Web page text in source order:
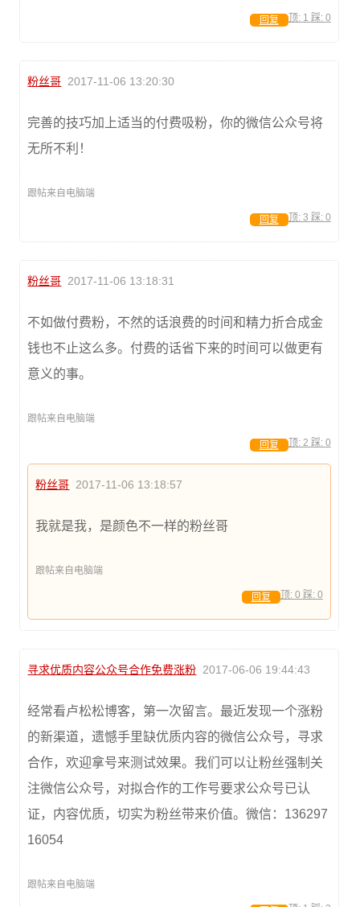
顶: 1 踩: 0
回复
粉丝哥 2017-11-06 13:20:30
完善的技巧加上适当的付费吸粉，你的微信公众号将
无所不利！
跟帖来自电脑端
顶: 3 踩: 0
回复
粉丝哥 2017-11-06 13:18:31
不如做付费粉，不然的话浪费的时间和精力折合成金
钱也不止这么多。付费的话省下来的时间可以做更有
意义的事。
跟帖来自电脑端
顶: 2 踩: 0
回复
粉丝哥 2017-11-06 13:18:57
我就是我，是颜色不一样的粉丝哥
跟帖来自电脑端
顶: 0 踩: 0
回复
寻求优质内容公众号合作免费涨粉 2017-06-06 19:44:43
经常看卢松松博客，第一次留言。最近发现一个涨粉
的新渠道，遗憾手里缺优质内容的微信公众号，寻求
合作，欢迎拿号来测试效果。我们可以让粉丝强制关
注微信公众号，对拟合作的工作号要求公众号已认
证，内容优质，切实为粉丝带来价值。微信：136297
16054
跟帖来自电脑端